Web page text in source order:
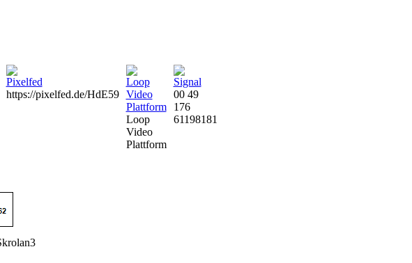
https://pixelfed.de/HdE59
Loop
Video
Plattform
00 49
176
61198181